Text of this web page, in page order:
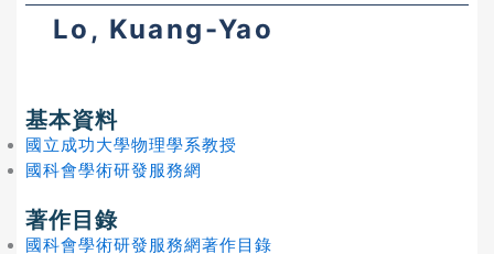
Lo, Kuang-Yao
基本資料
國立成功大學物理學系教授
國科會學術研發服務網
著作目錄
國科會學術研發服務網著作目錄